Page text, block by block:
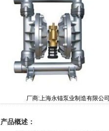
厂商:上海永锚泵业制造有限公司
产品概述：